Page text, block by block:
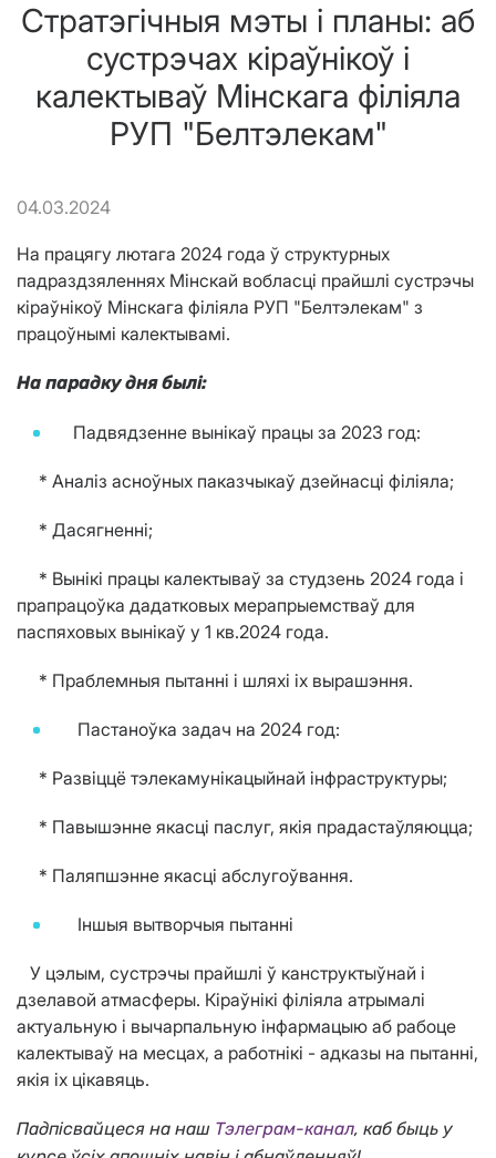
Стратэгічныя мэты і планы: аб
сустрэчах кіраўнікоў і
калектываў Мінскага філіяла
РУП "Белтэлекам"
04.03.2024
На працягу лютага 2024 года ў структурных
падраздзяленнях Мінскай вобласці прайшлі сустрэчы
кіраўнікоў Мінскага філіяла РУП "Белтэлекам" з
працоўнымі калектывамі.
На парадку дня былі:
Падвядзенне вынікаў працы за 2023 год:
* Аналіз асноўных паказчыкаў дзейнасці філіяла;
* Дасягненні;
* Вынікі працы калектываў за студзень 2024 года і
прапрацоўка дадатковых мерапрыемстваў для
паспяховых вынікаў у 1 кв.2024 года.
* Праблемныя пытанні і шляхі іх вырашэння.
Пастаноўка задач на 2024 год:
* Развіццё тэлекамунікацыйнай інфраструктуры;
* Павышэнне якасці паслуг, якія прадастаўляюцца;
* Паляпшэнне якасці абслугоўвання.
Іншыя вытворчыя пытанні
У цэлым, сустрэчы прайшлі ў канструктыўнай і
дзелавой атмасферы. Кіраўнікі філіяла атрымалі
актуальную і вычарпальную інфармацыю аб рабоце
калектываў на месцах, а работнікі - адказы на пытанні,
якія іх цікавяць.
Падпісвайцеся на наш Тэлеграм-канал, каб быць у